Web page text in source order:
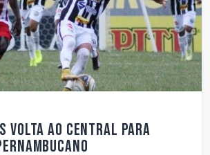
volta ao Central para